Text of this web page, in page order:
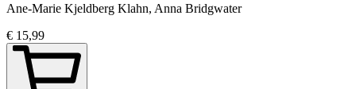
Ane-Marie Kjeldberg Klahn, Anna Bridgwater
€ 15,99